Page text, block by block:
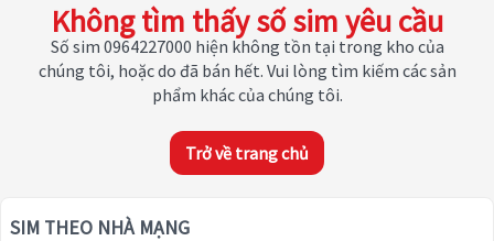
Không tìm thấy số sim yêu cầu
Số sim 0964227000 hiện không tồn tại trong kho của
chúng tôi, hoặc do đã bán hết. Vui lòng tìm kiếm các sản
phẩm khác của chúng tôi.
Trở về trang chủ
SIM THEO NHÀ MẠNG